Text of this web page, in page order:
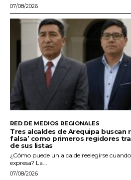
07/08/2026
RED DE MEDIOS REGIONALES
Tres alcaldes de Arequipa buscan
falsa’ como primeros regidores
de sus listas
¿Cómo puede un alcalde reelegirse
expresa? La...
07/08/2026